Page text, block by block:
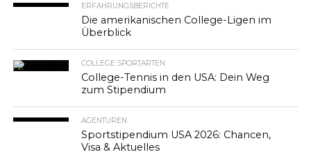
ERFAHRUNGSBERICHTE
Die amerikanischen College-Ligen im
Überblick
COLLEGE SPORTARTEN
College-Tennis in den USA: Dein Weg
zum Stipendium
AGENTUREN
Sportstipendium USA 2026: Chancen,
Visa & Aktuelles